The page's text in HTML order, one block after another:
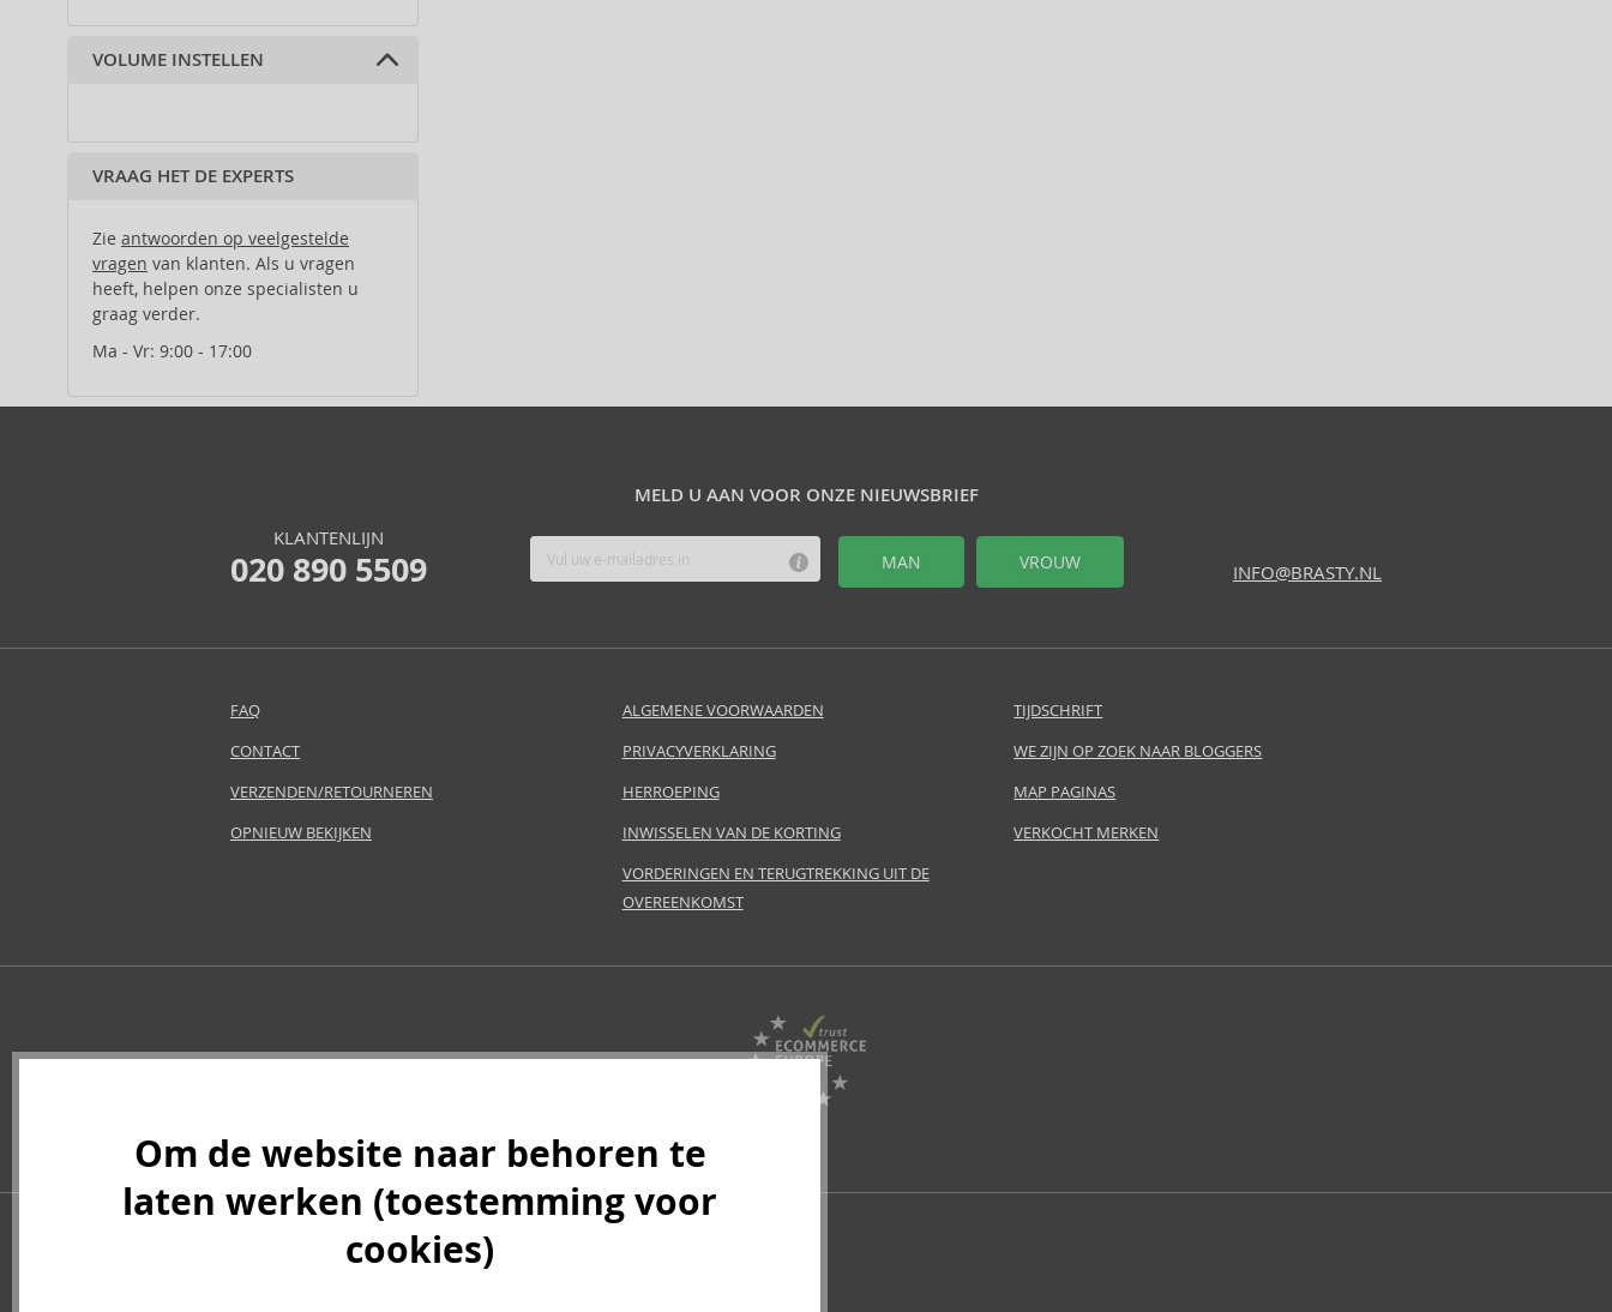
VOLUME INSTELLEN
VRAAG HET DE EXPERTS
Zie antwoorden op veelgestelde
vragen van klanten. Als u vragen
heeft, helpen onze specialisten u
graag verder.
Ma - Vr: 9:00 - 17:00
MELD U AAN VOOR ONZE NIEUWSBRIEF
MAN VROUW
KLANTENLIJN
020 890 5509 INFO@BRASTY.NL
FAQ
CONTACT
VERZENDEN/RETOURNEREN
OPNIEUW BEKIJKEN
ALGEMENE VOORWAARDEN
PRIVACYVERKLARING
HERROEPING
INWISSELEN VAN DE KORTING
VORDERINGEN EN TERUGTREKKING UIT DE
OVEREENKOMST
TIJDSCHRIFT
WE ZIJN OP ZOEK NAAR BLOGGERS
MAP PAGINAS
VERKOCHT MERKEN
Om de website naar behoren te
laten werken (toestemming voor
cookies)